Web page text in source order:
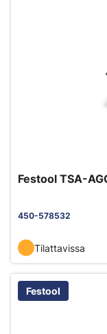
Festool TSA-
450-578532
Tilattavissa
Festool